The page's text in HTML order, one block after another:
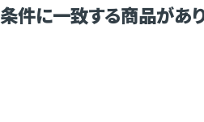
条件に一致する商品があ